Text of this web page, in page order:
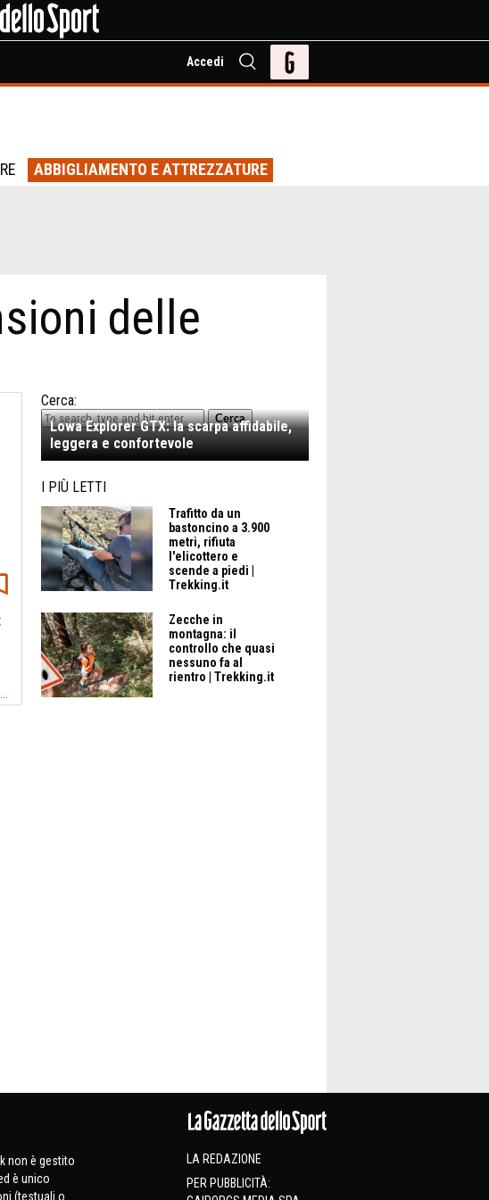
Accedi
ABBIGLIAMENTO E ATTREZZATURE
delle
T-SHIRT DA TREKKING: LE RECENSIONI DELLE MIGLIORI #BASE LAYER
Cerca:
Cerca
Lowa Explorer GTX: la scarpa affidabile,
leggera e confortevole
I PIÙ LETTI
Trafitto da un
bastoncino a 3.900
metri, rifiuta
l'elicottero e
scende a piedi |
Trekking.it
Zecche in
montagna: il
controllo che quasi
nessuno fa al
rientro | Trekking.it
non è gestito
è unico
(testuali o
LA REDAZIONE
PER PUBBLICITÀ: